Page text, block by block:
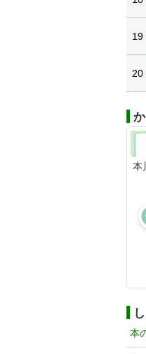
19
20
本
本